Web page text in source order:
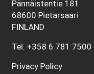
Pännäistentie 181
68600 Pietarsaari
FINLAND
Tel. +358 6 781 7500
Privacy Policy